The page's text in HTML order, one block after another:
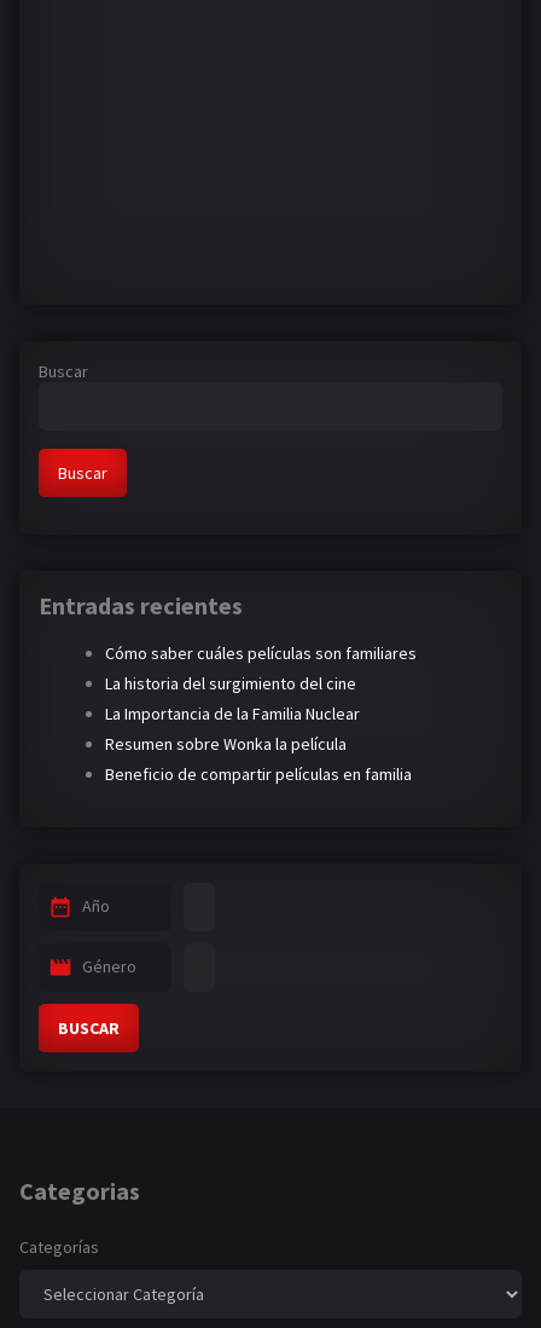
Buscar
Buscar
Entradas recientes
Cómo saber cuáles películas son familiares
La historia del surgimiento del cine
La Importancia de la Familia Nuclear
Resumen sobre Wonka la película
Beneficio de compartir películas en familia
Año
Género
BUSCAR
Categorias
Categorías